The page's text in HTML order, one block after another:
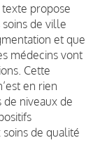
propose
de ville
et que
médecins vont
Cette
en rien
niveaux de
de qualité